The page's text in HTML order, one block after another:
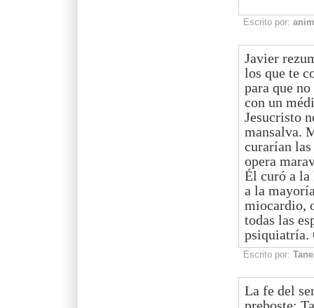
Escrito por: anim
Javier
los que te
para que
con un
Jesucristo
mansalva.
curarían
opera
Él curó a la
a la
miocardio,
todas las
psiquiatría.
Escrito por: Tane
La fe del